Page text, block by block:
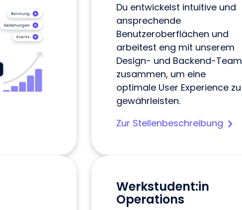
Du entwickelst intuitive und
ansprechende
Benutzeroberflächen und
arbeitest eng mit unserem
Design- und Backend-Team
zusammen, um eine
optimale User Experience zu
gewährleisten.
Zur Stellenbeschreibung
Werkstudent:in
Operations